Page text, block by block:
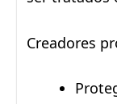
Creadores